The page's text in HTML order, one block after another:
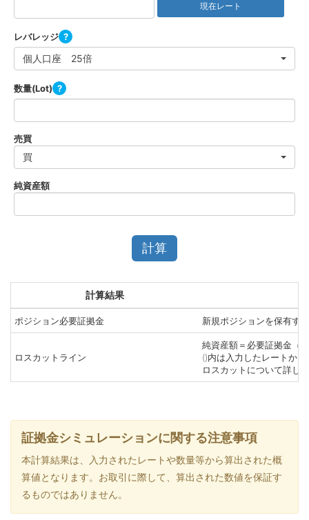
現在レート
レバレッジ ?
個人口座 25倍
数量(Lot) ?
買
計算
計算結果
ポジション必要証拠金 新規ポジションを保有す
ロスカットライン
純資産額＝必要証拠金（
()内は入力したレートか
ロスカットについて詳し
証拠金シミュレーションに関する注意事項
本計算結果は、入力されたレートや数量等から算出された概
算値となります。お取引に際して、算出された数値を保証す
るものではありません。